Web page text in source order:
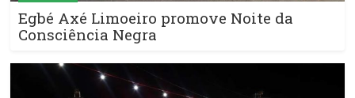
Egbé Axé Limoeiro promove Noite da
Consciência Negra